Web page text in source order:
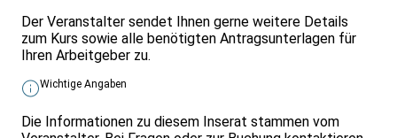
Der Veranstalter sendet Ihnen gerne weitere Details
zum Kurs sowie alle benötigten Antragsunterlagen für
Ihren Arbeitgeber zu.
Wichtige Angaben
Die Informationen zu diesem Inserat stammen vom